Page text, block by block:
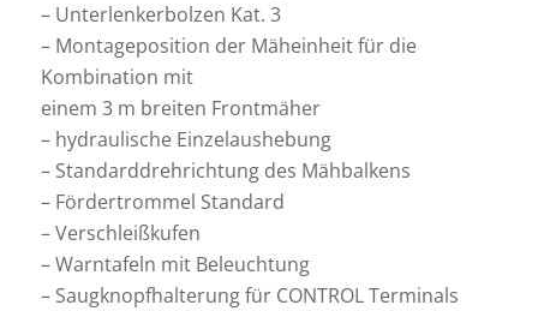
– Unterlenkerbolzen Kat. 3
– Montageposition der Mäheinheit für die
Kombination mit
einem 3 m breiten Frontmäher
– hydraulische Einzelaushebung
– Standarddrehrichtung des Mähbalkens
– Fördertrommel Standard
– Verschleißkufen
– Warntafeln mit Beleuchtung
– Saugknopfhalterung für CONTROL Terminals